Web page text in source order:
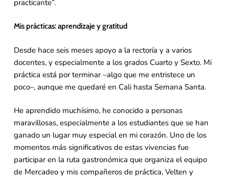
practicante”.
Mis prácticas: aprendizaje y gratitud
Desde hace seis meses apoyo a la rectoría y a varios
docentes, y especialmente a los grados Cuarto y Sexto. Mi
práctica está por terminar –algo que me entristece un
poco–, aunque me quedaré en Cali hasta Semana Santa.
He aprendido muchísimo, he conocido a personas
maravillosas, especialmente a los estudiantes que se han
ganado un lugar muy especial en mi corazón. Uno de los
momentos más significativos de estas vivencias fue
participar en la ruta gastronómica que organiza el equipo
de Mercadeo y mis compañeros de práctica, Velten y